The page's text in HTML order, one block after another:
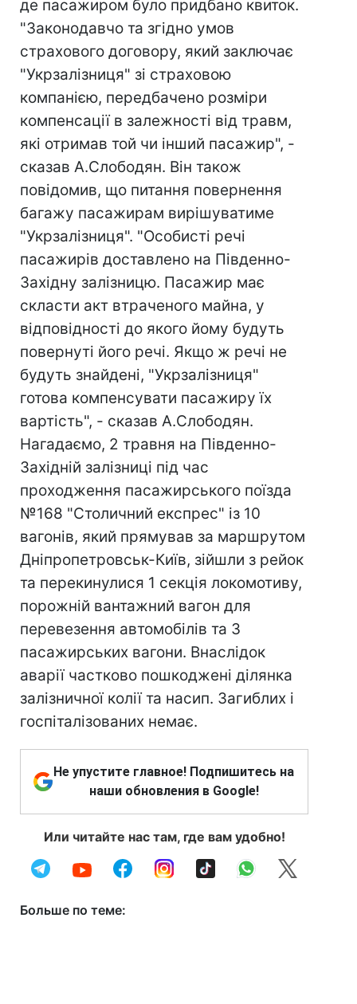
де пасажиром було придбано квиток.
"Законодавчо та згідно умов
страхового договору, який заключає
"Укрзалізниця" зі страховою
компанією, передбачено розміри
компенсації в залежності від травм,
які отримав той чи інший пасажир", -
сказав А.Слободян. Він також
повідомив, що питання повернення
багажу пасажирам вирішуватиме
"Укрзалізниця". "Особисті речі
пасажирів доставлено на Південно-
Західну залізницю. Пасажир має
скласти акт втраченого майна, у
відповідності до якого йому будуть
повернуті його речі. Якщо ж речі не
будуть знайдені, "Укрзалізниця"
готова компенсувати пасажиру їх
вартість", - сказав А.Слободян.
Нагадаємо, 2 травня на Південно-
Західній залізниці під час
проходження пасажирського поїзда
№168 "Столичний експрес" із 10
вагонів, який прямував за маршрутом
Дніпропетровськ-Київ, зійшли з рейок
та перекинулися 1 секція локомотиву,
порожній вантажний вагон для
перевезення автомобілів та 3
пасажирських вагони. Внаслідок
аварії частково пошкоджені ділянка
залізничної колії та насип. Загиблих і
госпіталізованих немає.
Не упустите главное! Подпишитесь на
наши обновления в Google!
Или читайте нас там, где вам удобно!
Больше по теме: